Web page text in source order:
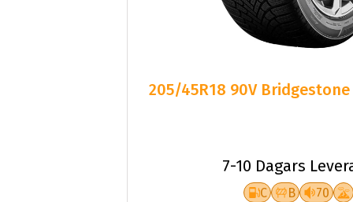
205/45R18 90V Bridgestone
7-10 Dagars
C B 70